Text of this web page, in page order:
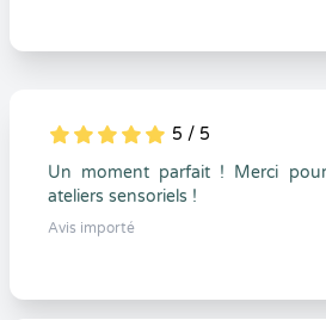
5
1
5
0 5 / 5
Un moment parfait ! Merci
ateliers sensoriels !
Avis importé